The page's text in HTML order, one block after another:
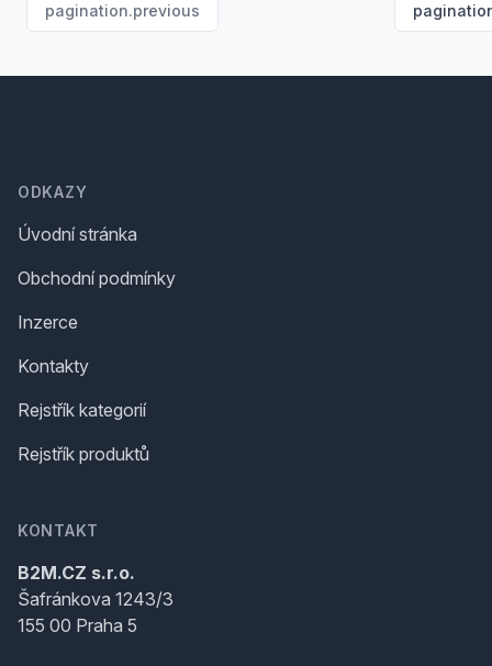
pagination.previous
ODKAZY
Úvodní stránka
Obchodní podmínky
Inzerce
Kontakty
Rejstřík kategorií
Rejstřík produktů
KONTAKT
B2M.CZ s.r.o.
Šafránkova 1243/3
155 00 Praha 5